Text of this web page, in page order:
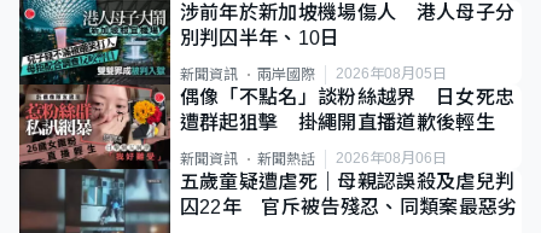
涉前年於新加坡機場傷人 港人母子分
別判囚半年、10日
新聞資訊 兩岸國際 2026年08月05日
偶像「不點名」談粉絲越界 日女死忠
遭群起狙擊 掛繩開直播道歉後輕生
新聞資訊 新聞熱話 2026年08月06日
五歲童疑遭虐死｜母親認誤殺及虐兒判
囚22年 官斥被告殘忍、同類案最惡劣